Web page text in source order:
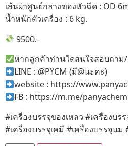
เส้นผ่าศูนย์กลางของหัวฉีด : OD
น้ำหนักตัวเครื่อง : 6 kg.
9500.-
หากลูกค้าท่านใดสนใจสอบถาม
LINE : @PYCM (มี@นะคะ)
website : https://
FB : https://m.me/
#เครื่องบรรจุของเหลว #เครื่องบร
#เครื่องบรรจุเคมี #เครื่องบรรจุนม